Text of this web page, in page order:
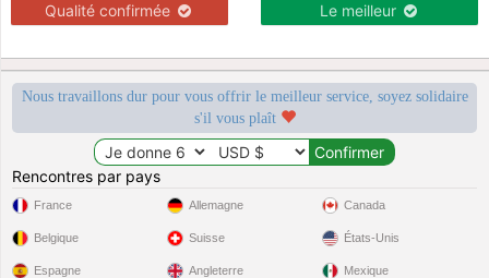
Qualité confirmée Le meilleur
Nous travaillons dur pour vous offrir le meilleur service, soyez solidaire
s'il vous plaît
Rencontres par pays
France
Belgique
Espagne
Allemagne
Suisse
Angleterre
Canada
États-Unis
Mexique